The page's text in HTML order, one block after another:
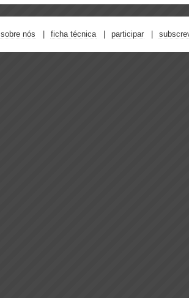
sobre nós ficha técnica participar